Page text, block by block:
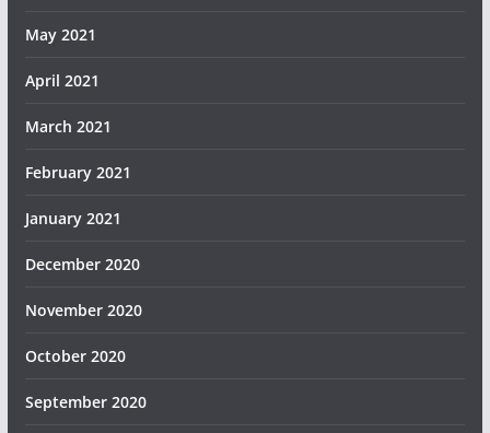
May 2021
April 2021
March 2021
February 2021
January 2021
December 2020
November 2020
October 2020
September 2020